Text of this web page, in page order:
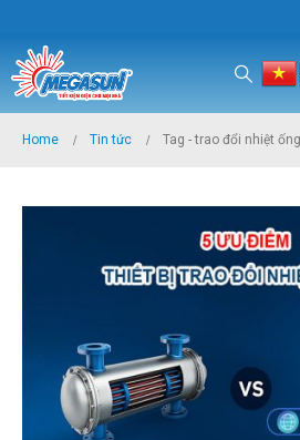
Home Tin tức Tag -trao đổi nhiệt